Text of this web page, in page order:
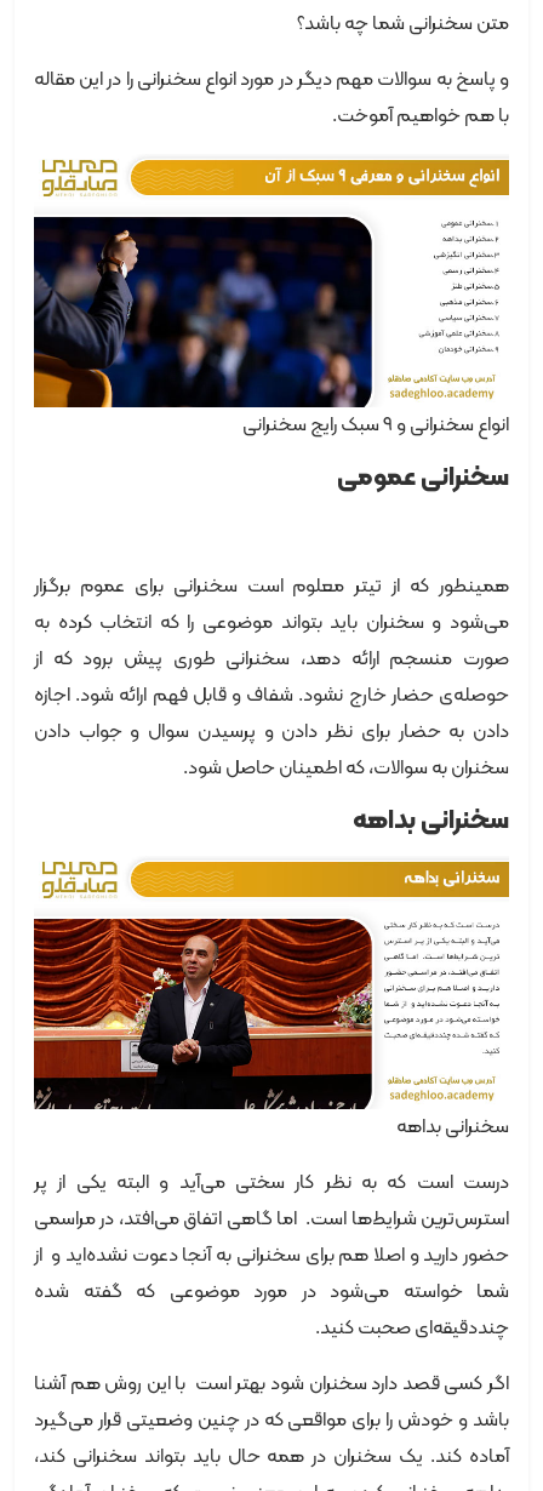
متن سخنرانی شما چه باشد؟
و پاسخ به سوالات مهم دیگر در مورد انواع سخنرانی را در این مقاله
با هم خواهیم آموخت.
انواع سخنرانی و ۹ سبک رایج سخنرانی
سخنرانی عمومی
همینطور که از تیتر معلوم است سخنرانی برای عموم برگزار
می‌شود و سخنران باید بتواند موضوعی را که انتخاب کرده به
صورت منسجم ارائه دهد، سخنرانی طوری پیش برود که از
حوصله‌ی حضار خارج نشود. شفاف و قابل فهم ارائه شود. اجازه
دادن به حضار برای نظر دادن و پرسیدن سوال و جواب دادن
سخنران به سوالات، که اطمینان حاصل شود.
سخنرانی بداهه
سخنرانی بداهه
درست است که به نظر کار سختی می‌آید و البته یکی از پر
استرس‌ترین شرایط‌‌ها است. اما گاهی اتفاق می‌افتد، در مراسمی
حضور دارید و اصلا هم برای سخنرانی به آنجا دعوت نشده‌اید و از
شما خواسته می‌شود در مورد موضوعی که گفته شده
چنددقیقه‌ای صحبت کنید.
اگر کسی قصد دارد سخنران شود بهتر است با این روش هم آشنا
باشد و خودش را برای مواقعی که در چنین وضعیتی قرار می‌گیرد
آماده کند. یک سخنران در همه حال باید بتواند سخنرانی کند،